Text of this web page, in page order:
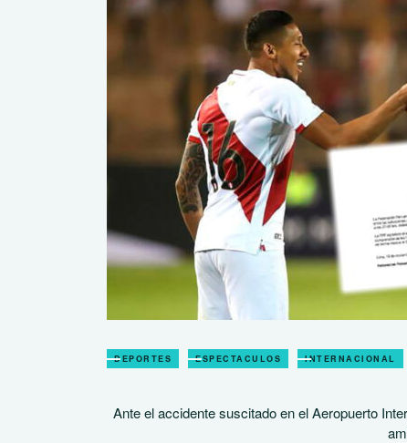
DEPORTES ESPECTACULOS INTERNACIONAL
Ante el accidente suscitado en el Aeropuerto